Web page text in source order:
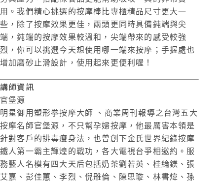
用。我們精心挑選的按摩棒比專櫃精品尺寸更大一
些，除了按摩效果更佳，兩頭更同時具備鈍端與尖
端，鈍端的按摩效果較溫和，尖端帶來的感受較強
烈，你可以挑選今天想使用哪一端來按摩；手握處也
增加磨砂止滑設計，使用起來更便利喔！
講師資訊
官堡源
明星御用塑形拳按摩大師 、商業周刊報導之台灣五大
按摩名師官堡源，不只幫孕婦按摩，他最厲害本領是
針對客戶的排毒瘦身法，也曾創下金氏世界紀錄按摩
鐵人第一霸主輝煌的戰功，各大電視台爭相邀約。服
務藝人名模有四大天后包括奶茶劉若英、桂綸鎂、張
艾嘉、彭佳蕙、李烈、倪雃倫、陳思璇、林書煒、孫